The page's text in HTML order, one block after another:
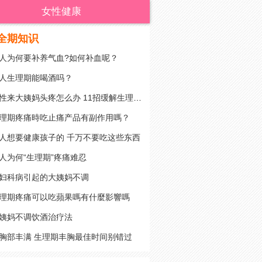
女性健康
期知识
为何要补养气血?如何补血呢？
生理期能喝酒吗？
期疼痛時吃止痛产品有副作用嗎？
想要健康孩子的 千万不要吃这些东西
为何“生理期”疼痛难忍
科病引起的大姨妈不调
期疼痛可以吃蘋果嗎有什麼影響嗎
妈不调饮酒治疗法
部丰满 生理期丰胸最佳时间别错过